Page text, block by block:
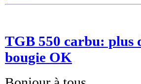
TGB 550 carbu: plus
bougie OK